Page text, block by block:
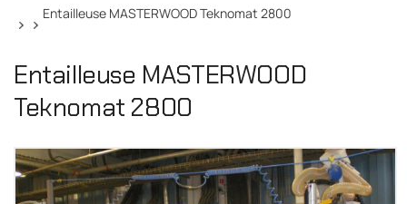
Entailleuse MASTERWOOD Teknomat 2800
Entailleuse MASTERWOOD
Teknomat 2800